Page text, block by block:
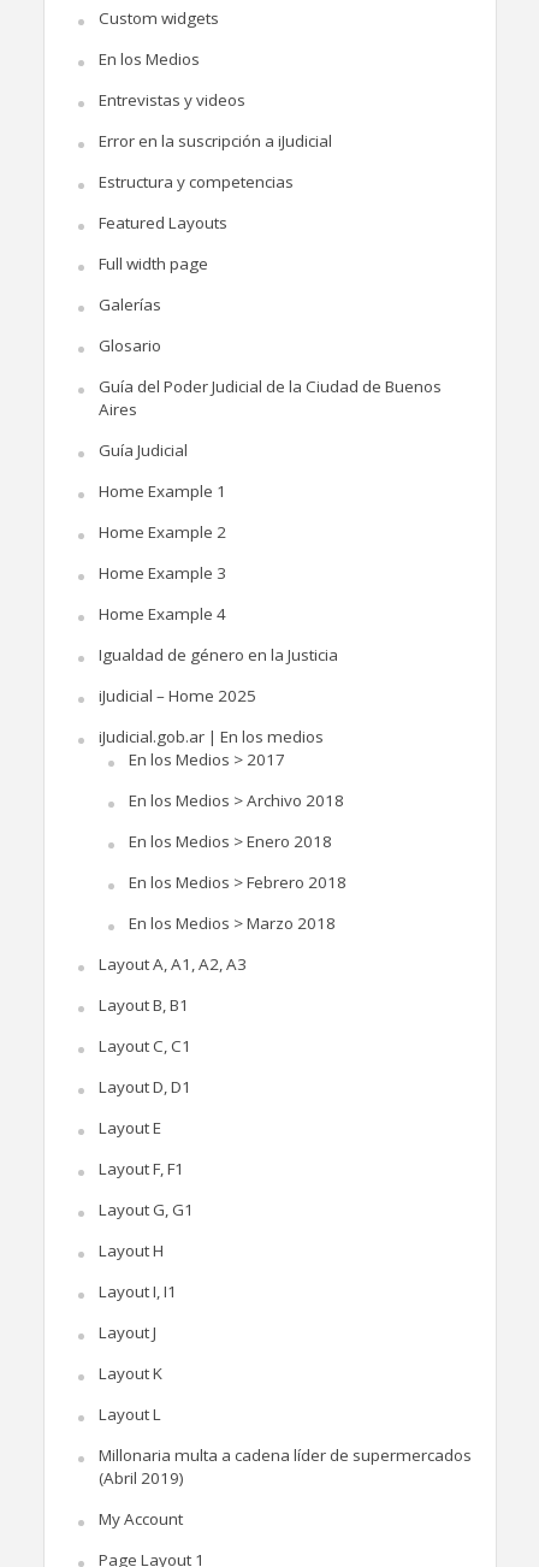
Custom widgets
En los Medios
Entrevistas y videos
Error en la suscripción a iJudicial
Estructura y competencias
Featured Layouts
Full width page
Galerías
Glosario
Guía del Poder Judicial de la Ciudad de Buenos
Aires
Guía Judicial
Home Example 1
Home Example 2
Home Example 3
Home Example 4
Igualdad de género en la Justicia
iJudicial – Home 2025
iJudicial.gob.ar | En los medios
En los Medios > 2017
En los Medios > Archivo 2018
En los Medios > Enero 2018
En los Medios > Febrero 2018
En los Medios > Marzo 2018
Layout A, A1, A2, A3
Layout B, B1
Layout C, C1
Layout D, D1
Layout E
Layout F, F1
Layout G, G1
Layout H
Layout I, I1
Layout J
Layout K
Layout L
Millonaria multa a cadena líder de supermercados
(Abril 2019)
My Account
Page Layout 1